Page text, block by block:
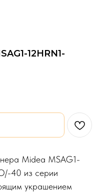
12HRN1-
Midea MSAG1-
40 из серии
украшением